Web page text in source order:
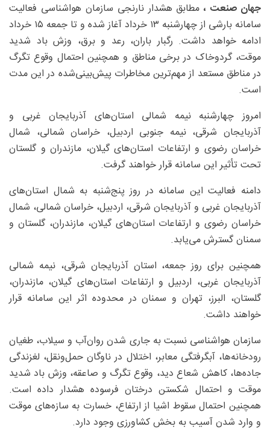
جهان صنعت ، مطابق هشدار نارنجی سازمان هواشناسی فعالیت
سامانه بارشی از چهارشنبه ۱۳ خرداد آغاز شده و تا جمعه ۱۵ خرداد
ادامه خواهد داشت. رگبار باران، رعد و برق، وزش باد شدید
موقت، گردوخاک در برخی مناطق و همچنین احتمال وقوع تگرگ
در مناطق مستعد از مهم‌ترین مخاطرات پیش‌بینی‌شده در این مدت
است.
امروز چهارشنبه نیمه شمالی استان‌های آذربایجان غربی و
آذربایجان شرقی، نیمه جنوبی اردبیل، خراسان شمالی، شمال
خراسان رضوی و ارتفاعات استان‌های گیلان، مازندران و گلستان
تحت تأثیر این سامانه قرار خواهند گرفت.
دامنه فعالیت این سامانه در روز پنج‌شنبه به شمال استان‌های
آذربایجان غربی و آذربایجان شرقی، اردبیل، خراسان شمالی، شمال
خراسان رضوی و ارتفاعات استان‌های گیلان، مازندران، گلستان و
سمنان گسترش می‌یابد.
همچنین برای روز جمعه، استان آذربایجان شرقی، نیمه شمالی
آذربایجان غربی، اردبیل و ارتفاعات استان‌های گیلان، مازندران،
گلستان، البرز، تهران و سمنان در محدوده اثر این سامانه قرار
خواهند داشت.
سازمان هواشناسی نسبت به جاری شدن روان‌آب و سیلاب، طغیان
رودخانه‌ها، آبگرفتگی معابر، اختلال در ناوگان حمل‌ونقل، لغزندگی
جاده‌ها، کاهش شعاع دید، وقوع تگرگ و صاعقه، وزش باد شدید
موقت و احتمال شکستن درختان فرسوده هشدار داده است.
همچنین احتمال سقوط اشیا از ارتفاع، خسارت به سازه‌های موقت
و وارد شدن آسیب به بخش کشاورزی وجود دارد.